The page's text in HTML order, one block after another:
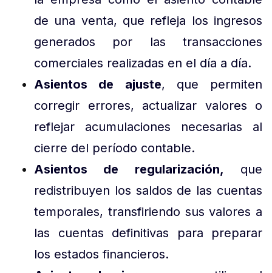
de una venta, que refleja los ingresos
generados por las transacciones
comerciales realizadas en el día a día.
Asientos de ajuste, que permiten
corregir errores, actualizar valores o
reflejar acumulaciones necesarias al
cierre del período contable.
Asientos de regularización, que
redistribuyen los saldos de las cuentas
temporales, transfiriendo sus valores a
las cuentas definitivas para preparar
los estados financieros.